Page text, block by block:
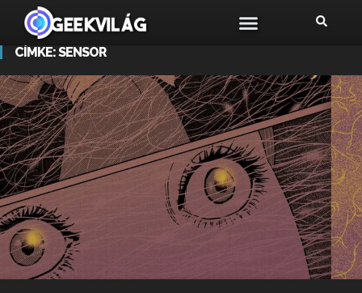
CÍMKE:SENSOR